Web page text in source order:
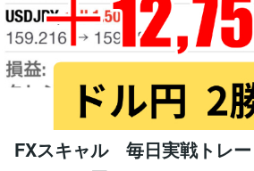
FXスキャル 毎日実戦トレ